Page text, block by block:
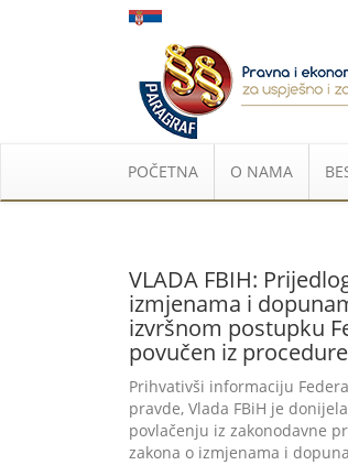
POČETNA O NAMA
VLADA FBIH:
izmjenama i
izvršnom postupku
povučen iz procedure
Prihvativši informaciju
pravde, Vlada FBiH je
povlačenju iz zakonodavne
zakona o izmjenama i